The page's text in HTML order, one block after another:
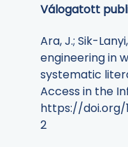
Válogatott
Ara, J.; Sik-
engineering in
systematic
Access in the
https://doi.org/
2